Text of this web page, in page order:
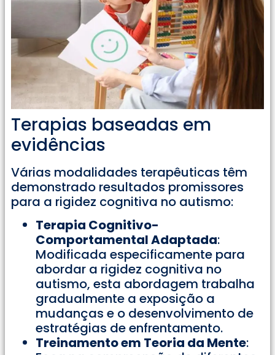
Terapias baseadas em
evidências
Várias modalidades terapêuticas têm
demonstrado resultados promissores
para a rigidez cognitiva no autismo:
Terapia Cognitivo-
Comportamental Adaptada:
Modificada especificamente para
abordar a rigidez cognitiva no
autismo, esta abordagem trabalha
gradualmente a exposição a
mudanças e o desenvolvimento de
estratégias de enfrentamento.
Treinamento em Teoria da Mente: